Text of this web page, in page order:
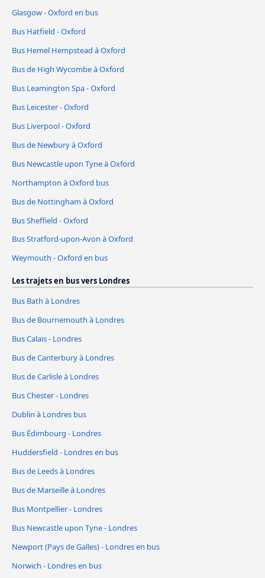
Glasgow - Oxford en bus
Bus Hatfield - Oxford
Bus Hemel Hempstead à Oxford
Bus de High Wycombe à Oxford
Bus Leamington Spa - Oxford
Bus Leicester - Oxford
Bus Liverpool - Oxford
Bus de Newbury à Oxford
Bus Newcastle upon Tyne à Oxford
Northampton à Oxford bus
Bus de Nottingham à Oxford
Bus Sheffield - Oxford
Bus Stratford-upon-Avon à Oxford
Weymouth - Oxford en bus
Les trajets en bus vers Londres
Bus Bath à Londres
Bus de Bournemouth à Londres
Bus Calais - Londres
Bus de Canterbury à Londres
Bus de Carlisle à Londres
Bus Chester - Londres
Dublin à Londres bus
Bus Édimbourg - Londres
Huddersfield - Londres en bus
Bus de Leeds à Londres
Bus de Marseille à Londres
Bus Montpellier - Londres
Bus Newcastle upon Tyne - Londres
Newport (Pays de Galles) - Londres en bus
Norwich - Londres en bus